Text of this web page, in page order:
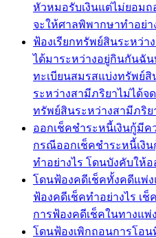
หัวหมอรับเงินแต่ไม่ยอม
จะให้ศาลพิพากษาทำอย่า
ฟ้องเรียกทรัพย์สินระหว่า
ได้มาระหว่างอยู่กินกันฉั
ทะเบียนสมรสแบ่งทรัพย์
ระหว่างสามีภริยาไม่ได้จ
ทรัพย์สินระหว่างสามีภริย
ออกเช็คชำระหนี้เงินกู้มี
กรณีออกเช็คชำระหนี้เงิ
ทำอย่างไร โดนบังคับให้
โดนฟ้องคดีเช็คทั้งคดีแพ่
ฟ้องคดีเช็คทำอย่างไร เช็
การฟ้องคดีเช็คในทางแพ่ง
โดนฟ้องเพิกถอนการโอ